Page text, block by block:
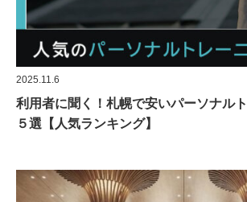
2025.11.6
利用者に聞く！札幌で安いパーソナル
５選【人気ランキング】